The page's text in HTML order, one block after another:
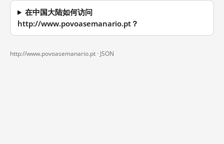
在中国大陆如何访问
http://www.povoasemanario.pt？
http://www.povoasemanario.pt · JSON